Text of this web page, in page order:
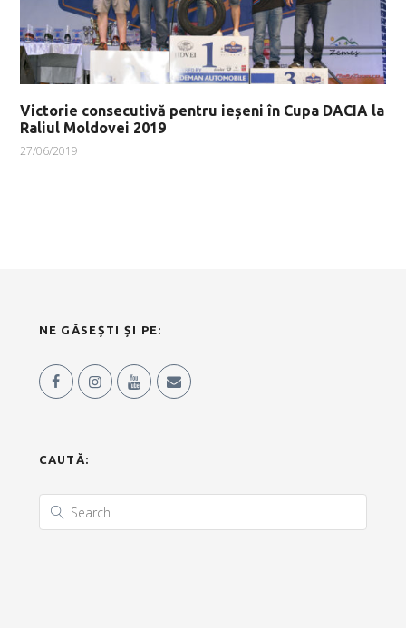
Victorie consecutivă pentru ieșeni în Cupa DACIA la
Raliul Moldovei 2019
27/06/2019
NE GĂSEȘTI ȘI PE:
CAUTĂ: